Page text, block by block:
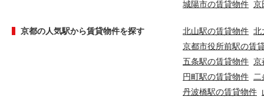
城陽市の賃貸物件 京
京都の人気駅から賃貸物件を探す 北山駅の賃貸物件 北
京都市役所前駅の賃
五条駅の賃貸物件 京
円町駅の賃貸物件
丹波橋駅の賃貸物件